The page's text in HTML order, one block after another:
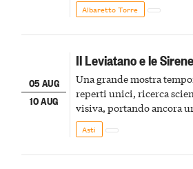
Albaretto Torre
05 AUG
10 AUG
Il Leviatano e le Sirene
Una grande mostra
reperti unici, ricerca
visiva, portando ancora
della scena le meraviglie
Asti